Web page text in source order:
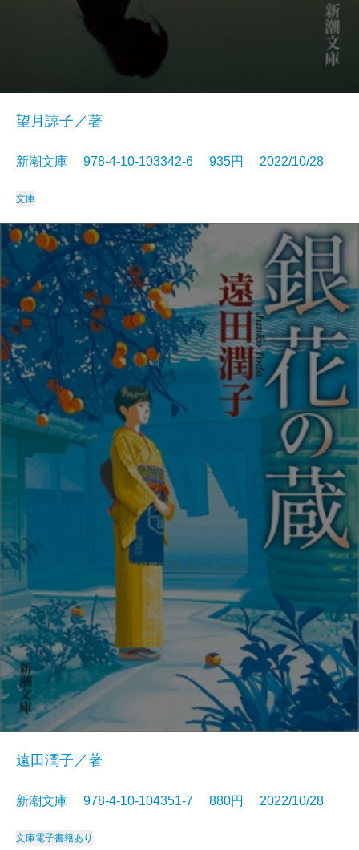
望月諒子／著
新潮文庫 978-4-10-103342-6 935円 2022/10/28
文庫
遠田潤子／著
新潮文庫 978-4-10-104351-7 880円 2022/10/28
文庫電子書籍あり